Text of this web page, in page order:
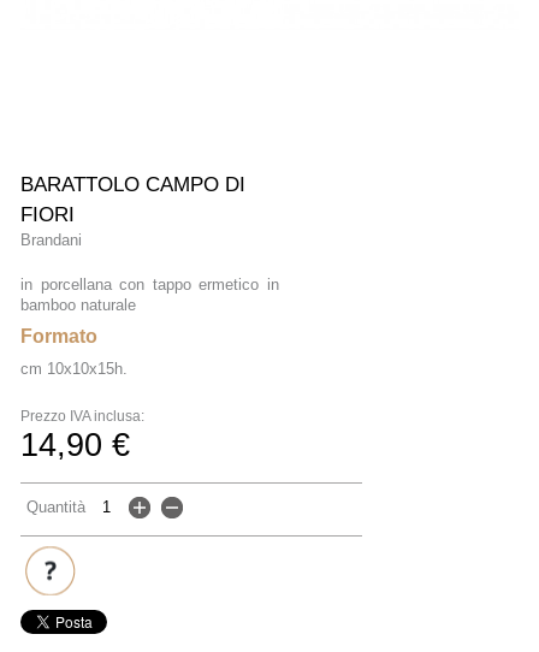
BARATTOLO CAMPO DI
FIORI
Brandani
in porcellana con tappo ermetico in
bamboo naturale
Formato
cm 10x10x15h.
Prezzo IVA inclusa:
14,90 €
Quantità